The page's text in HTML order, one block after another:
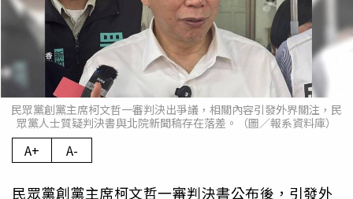
民眾黨創黨主席柯文哲一審判決出爭議，相關內容引發外界關注，民
眾黨人士質疑判決書與北院新聞稿存在落差。（圖／報系資料庫）
A+ A-
民眾黨創黨主席柯文哲一審判決書公布後，引發外